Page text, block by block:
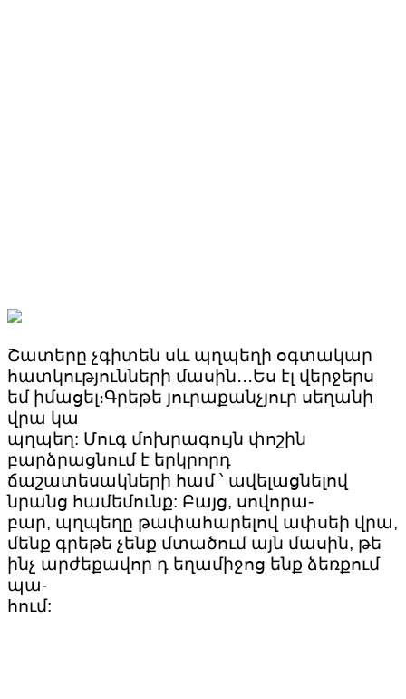
Շատերը չգիտեն սև պղպեղի օգտակար
հատկությունների մասին․․․Ես էլ վերջերս
եմ իմացել։Գրեթե յուրաքանչյուր սեղանի
վրա կա
պղպեղ: Մուգ մոխրագույն փոշին
բարձրացնում է երկրորդ
ճաշատեսակների համ ՝ ավելացնելով
նրանց համեմունք: Բայց, սովորա-
բար, պղպեղը թափահարելով ափսեի վրա,
մենք գրեթե չենք մտածում այն մասին, թե
ինչ արժեքավոր դ եղամիջոց ենք ձեռքում
պա-
հում: